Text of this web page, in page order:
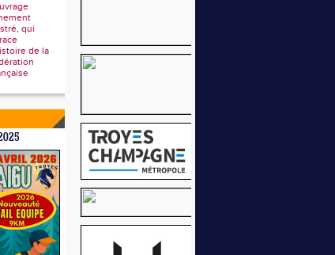
qui
de la